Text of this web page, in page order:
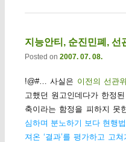
지능안티, 순진민폐, 선
Posted on 2007. 07. 08.
!@#… 사실은 이전의 선관
고했던 원고인데다가 한정
축이라는 함정을 피하지 못
심하며 분노하기 보다 현행
져온 ‘결과’를 평가하고 고